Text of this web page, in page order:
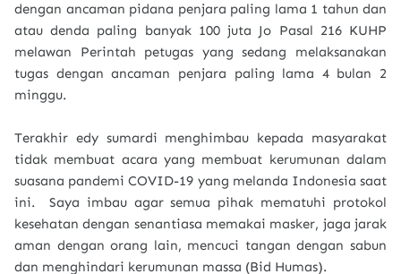
dengan ancaman pidana penjara paling lama 1 tahun dan
atau denda paling banyak 100 juta Jo Pasal 216 KUHP
melawan Perintah petugas yang sedang melaksanakan
tugas dengan ancaman penjara paling lama 4 bulan 2
minggu.
Terakhir edy sumardi menghimbau kepada masyarakat
tidak membuat acara yang membuat kerumunan dalam
suasana pandemi COVID-19 yang melanda Indonesia saat
ini. Saya imbau agar semua pihak mematuhi protokol
kesehatan dengan senantiasa memakai masker, jaga jarak
aman dengan orang lain, mencuci tangan dengan sabun
dan menghindari kerumunan massa (Bid Humas).